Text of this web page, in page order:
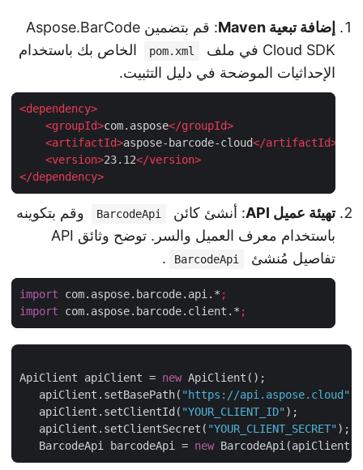
إضافة تبعية Maven
: قم بتضمين Aspose.BarCode
Cloud SDK في ملف
pom.xml
الخاص بك باستخدام
الإحداثيات الموضحة في دليل التثبيت.
<dependency
<groupId>com.aspose</groupId
<artifactId>aspose-barcode-cloud</artifactId
<version>23.12</version
</dependency
تهيئة عميل API : أنشئ كائن BarcodeApi
وقم بتكوينه
باستخدام معرف العميل والسر. توضح وثائق API
تفاصيل مُنشئ
BarcodeApi
import com.aspose.barcode.api.*
import com.aspose.barcode.client.*
ApiClient apiClient = new ApiClient();
   apiClient.setBasePath(
"https://api.aspose.cloud"
   apiClient.setClientId(
"YOUR_CLIENT_ID" );
   apiClient.setClientSecret(
"YOUR_CLIENT_SECRET" );
   BarcodeApi barcodeApi =
new